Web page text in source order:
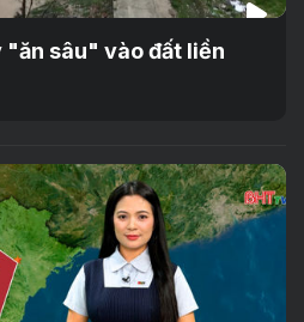
sâu" vào đất liền